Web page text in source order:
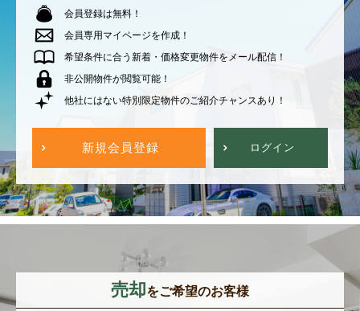
会員登録は無料！
会員専用マイページを作成！
希望条件に合う新着・価格変更物件をメール配信！
非公開物件が閲覧可能！
他社にはない特別限定物件のご紹介チャンスあり！
新規会員登録 ログイン
売却をご希望のお客様